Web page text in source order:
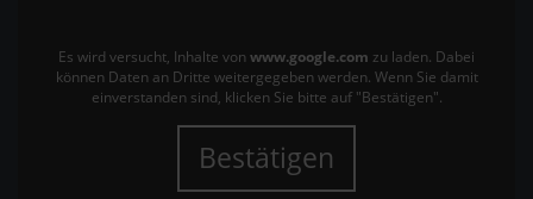
Es wird versucht, Inhalte von www.google.com zu laden. Dabei
können Daten an Dritte weitergegeben werden. Wenn Sie damit
einverstanden sind, klicken Sie bitte auf "Bestätigen".
Bestätigen